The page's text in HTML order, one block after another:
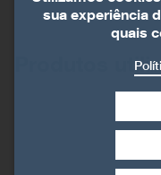
Produtos
sua experiência
quais